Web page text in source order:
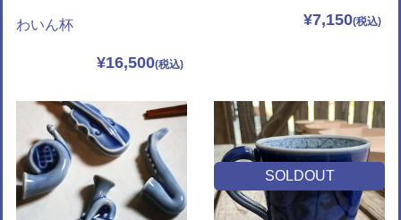
わいん杯
¥16,500
¥7,150
SOLDOUT